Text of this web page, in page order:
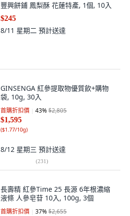
豐興餅鋪 鳳梨酥 花蓮特產, 1個, 10入
$245
8/11 星期二 預計送達
GINSENGA 紅參提取物優質飲+購物
袋, 10g, 30入
首購折扣價 43%$2,805
$1,595
($1.77/10g)
8/12 星期三 預計送達
(231)
長壽精 紅參Time 25 長源 6年根濃縮
液條 人參皂苷 10入, 100g, 3個
首購折扣價 37%$2,655